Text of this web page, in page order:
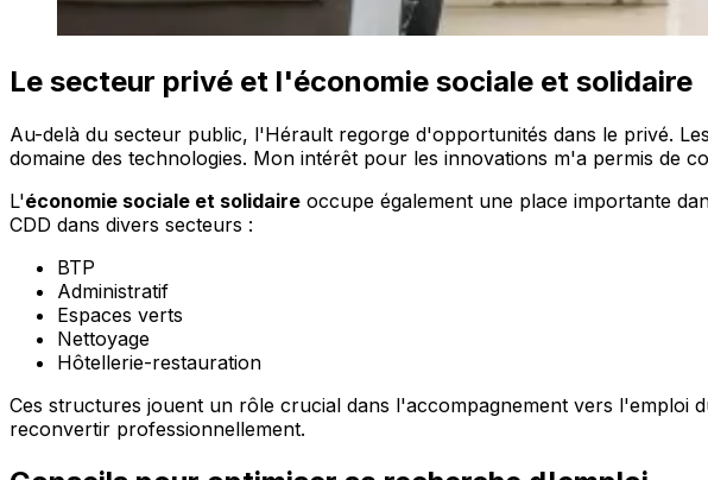
Le secteur privé et l'économie sociale et solidaire
Au-delà du secteur public, l'Hérault regorge d'opportunités dans le privé. Les
domaine des technologies. Mon intérêt pour les innovations m'a permis de
L'économie sociale et solidaire occupe également une place importante
CDD dans divers secteurs :
BTP
Administratif
Espaces verts
Nettoyage
Hôtellerie-restauration
Ces structures jouent un rôle crucial dans l'accompagnement vers
reconvertir professionnellement.